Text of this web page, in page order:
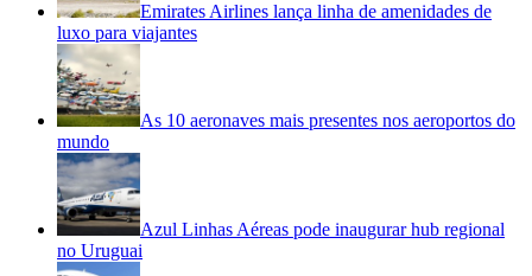
Emirates Airlines lança linha de amenidades de
luxo para viajantes
As 10 aeronaves mais presentes nos aeroportos do
mundo
Azul Linhas Aéreas pode inaugurar hub regional
no Uruguai